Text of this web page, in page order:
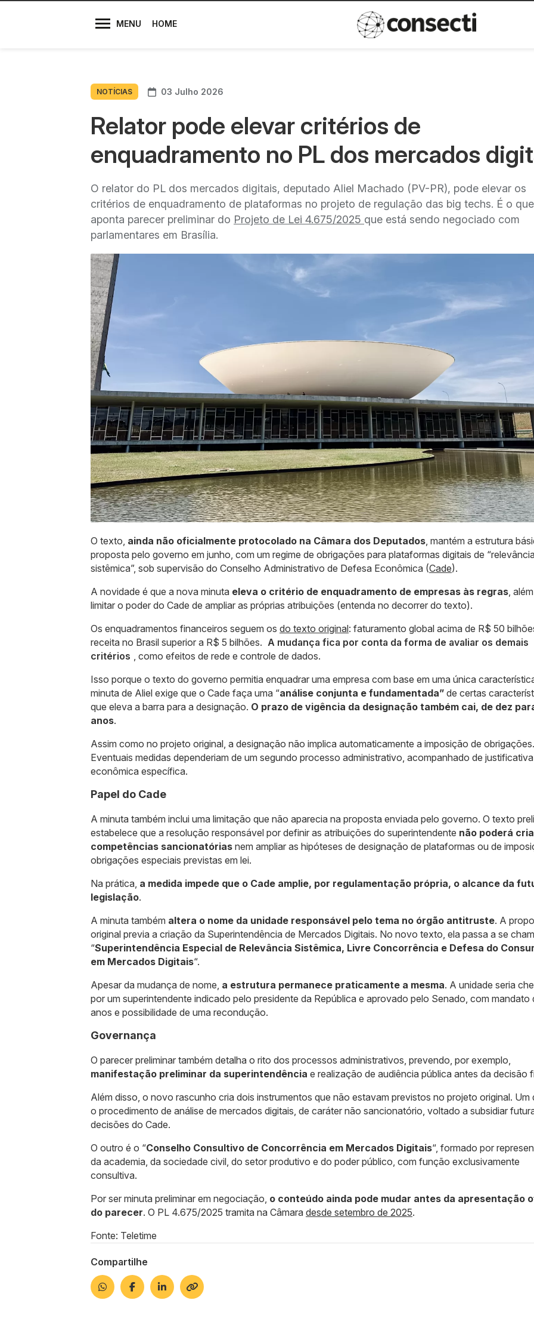
MENU HOME
Diretores
Política de
NOTÍCIAS 03 Julho 2026
Relator pode elevar critérios de
enquadramento no PL dos mercados
O relator do PL dos mercados digitais, deputado Aliel Machado (PV-PR), pode elevar os
critérios de enquadramento de plataformas no projeto de regulação das big techs. É o que
aponta parecer preliminar do Projeto de Lei 4.675/2025 que está sendo negociado com
parlamentares em Brasília.
O texto, ainda não oficialmente protocolado na Câmara dos Deputados, mantém a estrutura
proposta pelo governo em junho, com um regime de obrigações para plataformas digitais de “relevância
sistêmica”, sob supervisão do Conselho Administrativo de Defesa Econômica (Cade).
A novidade é que a nova minuta eleva o critério de enquadramento de empresas às regras,
limitar o poder do Cade de ampliar as próprias atribuições (entenda no decorrer do texto).
Os enquadramentos financeiros seguem os do texto original: faturamento global acima de R$ 50
receita no Brasil superior a R$ 5 bilhões. A mudança fica por conta da forma de avaliar os demais
critérios , como efeitos de rede e controle de dados.
Isso porque o texto do governo permitia enquadrar uma empresa com base em uma única
minuta de Aliel exige que o Cade faça uma “análise conjunta e fundamentada” de certas
que eleva a barra para a designação. O prazo de vigência da designação também cai, de dez
anos.
Assim como no projeto original, a designação não implica automaticamente a imposição de obrigações.
Eventuais medidas dependeriam de um segundo processo administrativo, acompanhado de justificativa
econômica específica.
Papel do Cade
A minuta também inclui uma limitação que não aparecia na proposta enviada pelo governo. O texto
estabelece que a resolução responsável por definir as atribuições do superintendente não poderá
competências sancionatórias nem ampliar as hipóteses de designação de plataformas ou de
obrigações especiais previstas em lei.
Na prática, a medida impede que o Cade amplie, por regulamentação própria, o alcance da
legislação.
A minuta também altera o nome da unidade responsável pelo tema no órgão antitruste. A
original previa a criação da Superintendência de Mercados Digitais. No novo texto, ela passa a se
“Superintendência Especial de Relevância Sistêmica, Livre Concorrência e Defesa do
em Mercados Digitais“.
Apesar da mudança de nome, a estrutura permanece praticamente a mesma. A unidade seria
por um superintendente indicado pelo presidente da República e aprovado pelo Senado, com mandato
anos e possibilidade de uma recondução.
Governança
O parecer preliminar também detalha o rito dos processos administrativos, prevendo, por exemplo,
manifestação preliminar da superintendência e realização de audiência pública antes da decisão
Além disso, o novo rascunho cria dois instrumentos que não estavam previstos no projeto original. Um
o procedimento de análise de mercados digitais, de caráter não sancionatório, voltado a subsidiar
decisões do Cade.
O outro é o “Conselho Consultivo de Concorrência em Mercados Digitais“, formado por
da academia, da sociedade civil, do setor produtivo e do poder público, com função exclusivamente
consultiva.
Por ser minuta preliminar em negociação, o conteúdo ainda pode mudar antes da apresentação
do parecer. O PL 4.675/2025 tramita na Câmara desde setembro de 2025.
Fonte: Teletime
Compartilhe